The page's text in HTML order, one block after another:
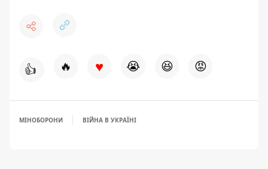
👍 🔥 ♥ 😭 😆 😡
МІНОБОРОНИ ВІЙНА В УКРАЇНІ